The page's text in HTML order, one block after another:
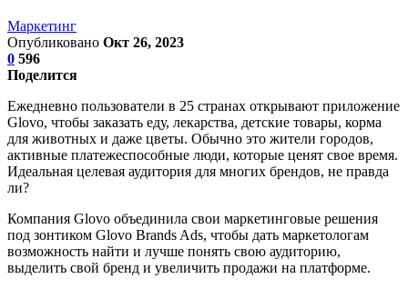
Маркетинг
Опубликовано Окт 26, 2023
0 596
Поделится
Ежедневно пользователи в 25 странах открывают приложение
Glovo, чтобы заказать еду, лекарства, детские товары, корма
для животных и даже цветы. Обычно это жители городов,
активные платежеспособные люди, которые ценят свое время.
Идеальная целевая аудитория для многих брендов, не правда
ли?
Компания Glovo объединила свои маркетинговые решения
под зонтиком Glovo Brands Ads, чтобы дать маркетологам
возможность найти и лучше понять свою аудиторию,
выделить свой бренд и увеличить продажи на платформе.